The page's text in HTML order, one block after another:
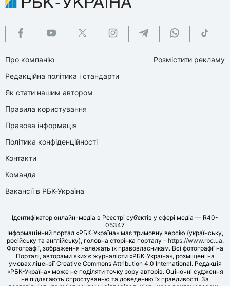
Про компанію
Редакційна політика і стандарти
Як стати нашим автором
Правила користування
Правова інформація
Політика конфіденційності
Контакти
Команда
Вакансії в РБК-Україна
Розмістити рекламу
Ідентифікатор онлайн-медіа в Реєстрі суб’єктів у сфері медіа — R40-
05347
Інформаційний портал «РБК-Україна» має тримовну версію (українську,
російську та англійську), головна сторінка порталу - https://www.rbc.ua.
Фотографії, зображення належать їх правовласникам. Всі фотографії на
Порталі, авторами яких є журналісти «РБК-Україна», розміщені на
умовах ліцензії Creative Commons Attribution 4.0 International. Редакція
«РБК-Україна» може не поділяти точку зору авторів. Оціночні судження
не підлягають спростуванню та доведенню їх правдивості. За